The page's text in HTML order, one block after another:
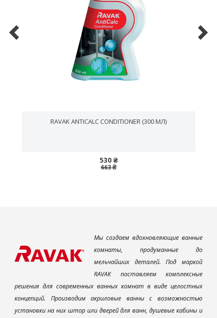
RAVAK ANTICALC CONDITIONER (300 МЛ)
530 ₴
663 ₴
Мы создаем вдохновляющие ванные
комнаты, продуманные до
мельчайших деталей. Под маркой
RAVAK поставляем комплексные
решения для современных ванных комнат в виде целостных
концепций. Производим акриловые ванны с возможностью
установки на них штор или дверей для ванн, душевые кабины и